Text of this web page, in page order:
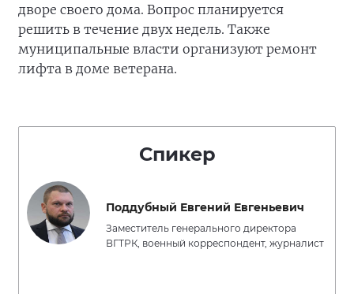
дворе своего дома. Вопрос планируется
решить в течение двух недель. Также
муниципальные власти организуют ремонт
лифта в доме ветерана.
Спикер
Поддубный Евгений Евгеньевич
Заместитель генерального директора
ВГТРК, военный корреспондент, журналист